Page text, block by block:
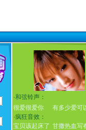
·和弦铃声：
很爱很爱你
有多少爱可
·疯狂音效：
宝贝该起床了 甘撒热血写